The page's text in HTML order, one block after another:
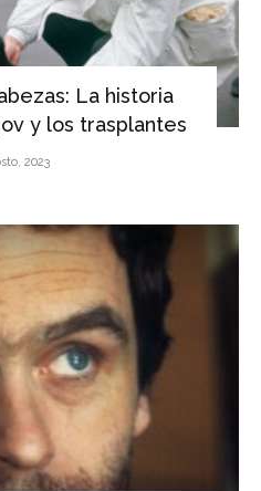
La historia
y los trasplantes
2023